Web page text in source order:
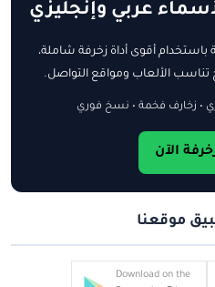
عربي وإنجليزي
أقوى أداة زخرفة شاملة،
الألعاب ومواقع التواصل.
• زخارف فخمة • نسخ فوري
الآن
موقعنا
Download on the